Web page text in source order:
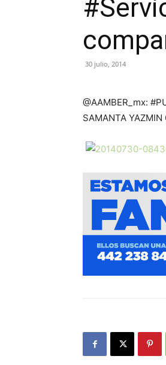
30 julio, 2014
@AAMBER_mx:
SAMANTA